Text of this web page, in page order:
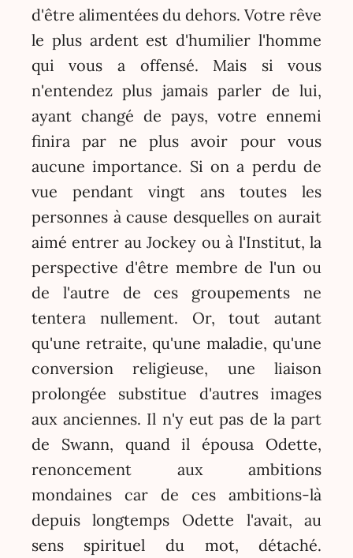
d'être alimentées du dehors. Votre rêve
le plus ardent est d'humilier l'homme
qui vous a offensé. Mais si vous
n'entendez plus jamais parler de lui,
ayant changé de pays, votre ennemi
finira par ne plus avoir pour vous
aucune importance. Si on a perdu de
vue pendant vingt ans toutes les
personnes à cause desquelles on aurait
aimé entrer au Jockey ou à l'Institut, la
perspective d'être membre de l'un ou
de l'autre de ces groupements ne
tentera nullement. Or, tout autant
qu'une retraite, qu'une maladie, qu'une
conversion religieuse, une liaison
prolongée substitue d'autres images
aux anciennes. Il n'y eut pas de la part
de Swann, quand il épousa Odette,
renoncement aux ambitions
mondaines car de ces ambitions-là
depuis longtemps Odette l'avait, au
sens spirituel du mot, détaché.